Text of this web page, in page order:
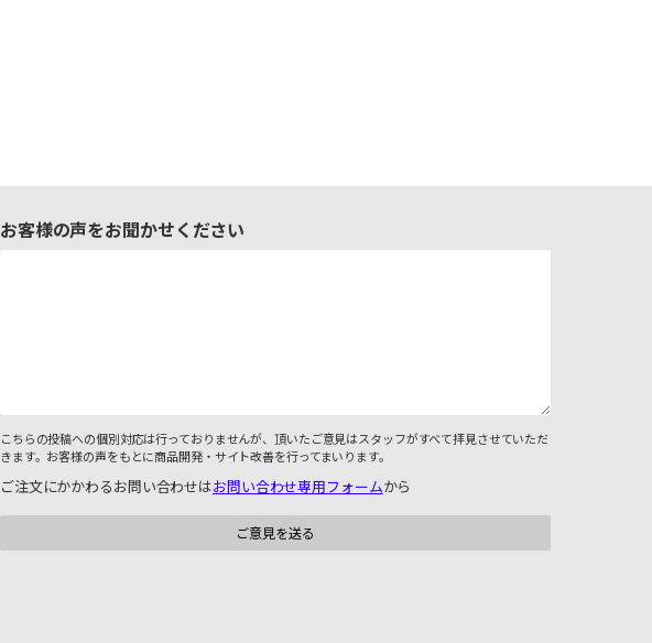
お客様の声をお聞かせください
こちらの投稿への個別対応は行っておりませんが、頂いたご意見はスタッフがすべて拝見させていただ
きます。お客様の声をもとに商品開発・サイト改善を行ってまいります。
ご注文にかかわるお問い合わせはお問い合わせ専用フォームから